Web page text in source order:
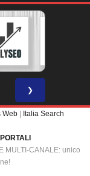
❯
Web Italia Search
MULTI-CANALE: unico